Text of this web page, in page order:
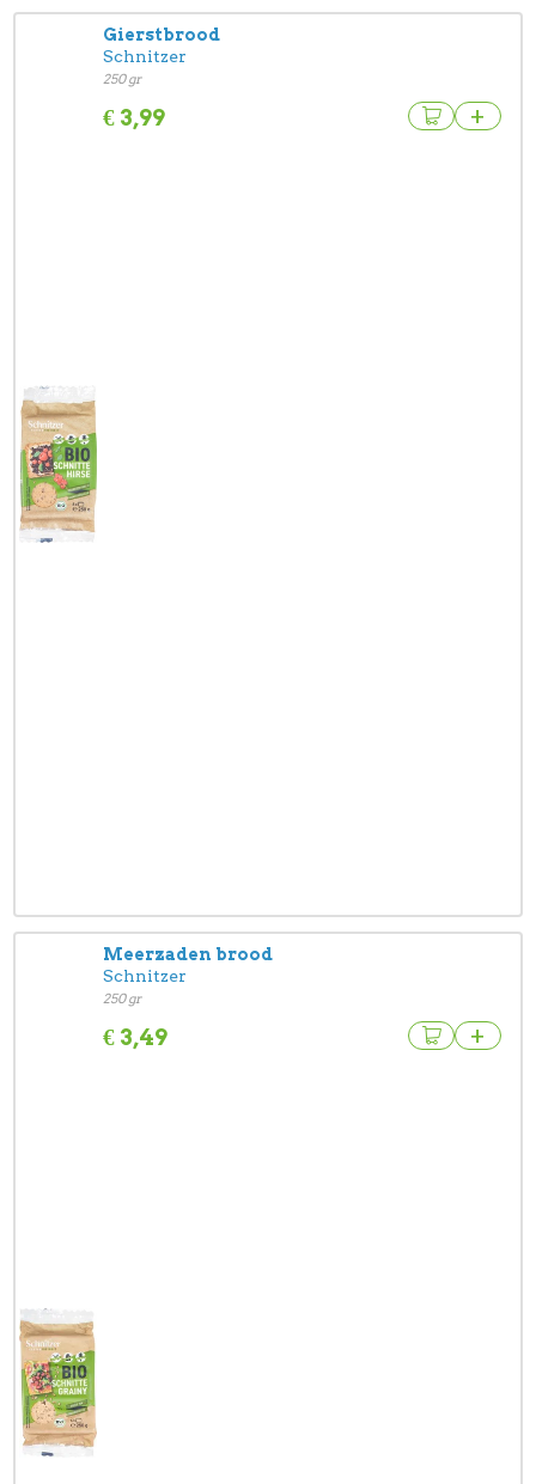
Gierstbrood
Schnitzer
250 gr
€ 3,99 +
Meerzaden brood
Schnitzer
250 gr
€ 3,49 +